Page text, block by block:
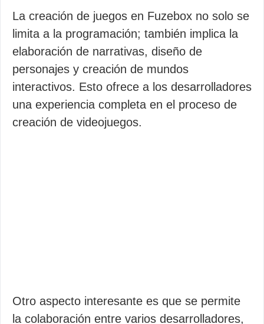
La creación de juegos en Fuzebox no solo se
limita a la programación; también implica la
elaboración de narrativas, diseño de
personajes y creación de mundos
interactivos. Esto ofrece a los desarrolladores
una experiencia completa en el proceso de
creación de videojuegos.
Otro aspecto interesante es que se permite
la colaboración entre varios desarrolladores,